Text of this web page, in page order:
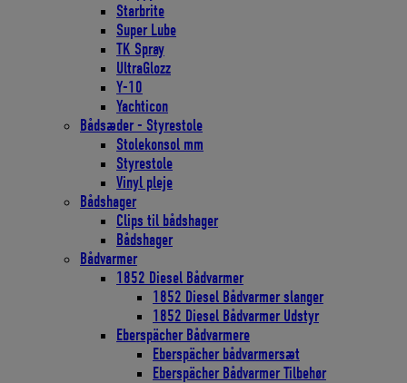
Starbrite
Super Lube
TK Spray
UltraGlozz
Y-10
Yachticon
Bådsæder - Styrestole
Stolekonsol mm
Styrestole
Vinyl pleje
Bådshager
Clips til bådshager
Bådshager
Bådvarmer
1852 Diesel Bådvarmer
1852 Diesel Bådvarmer slanger
1852 Diesel Bådvarmer Udstyr
Eberspächer Bådvarmere
Eberspächer bådvarmersæt
Eberspächer Bådvarmer Tilbehør